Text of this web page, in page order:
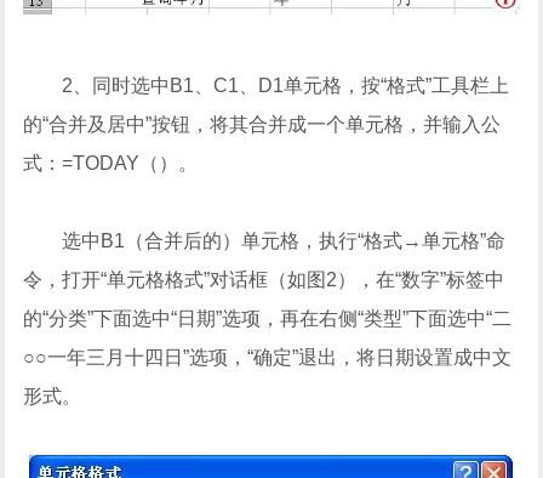
2、同时选中B1、C1、D1单元格，按“格式”工具栏上
的“合并及居中”按钮，将其合并成一个单元格，并输入公
式：=TODAY（）。
选中B1（合并后的）单元格，执行“格式→单元格”命
令，打开“单元格格式”对话框（如图2），在“数字”标签中
的“分类”下面选中“日期”选项，再在右侧“类型”下面选中“二
○○一年三月十四日”选项，“确定”退出，将日期设置成中文
形式。